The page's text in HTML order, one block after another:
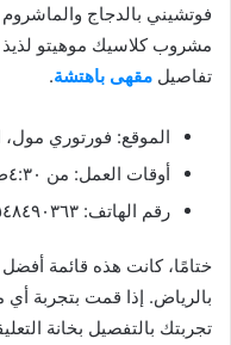
فوتشيني بالدجاج
مشروب كلاسيك موهيتو
تفاصيل مقهى باهتشة.
الموقع: فورتوري
أوقات العمل: من ٤:٣٠ص إلى الساعة ١ص، جميع أيام الأسبوع.
رقم الهاتف: ٠٥٤٨٤٩٠٣٦٣.
ختامًا، كانت هذه قائمة
بالرياض. إذا قمت بتجربة
تجربتك بالتفصيل بخانة